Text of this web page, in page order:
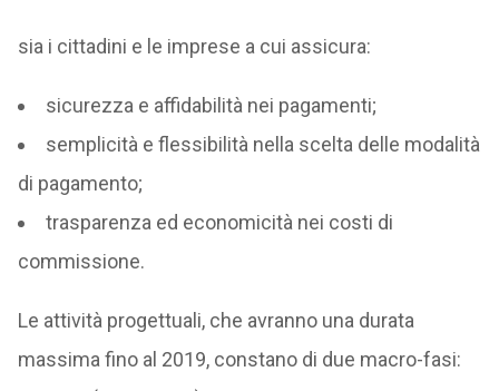
sia i cittadini e le imprese a cui assicura:
sicurezza e affidabilità nei pagamenti;
semplicità e flessibilità nella scelta delle modalità
di pagamento;
trasparenza ed economicità nei costi di
commissione.
Le attività progettuali, che avranno una durata
massima fino al 2019, constano di due macro-fasi: